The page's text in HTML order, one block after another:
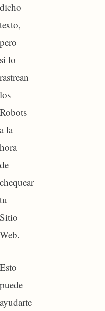
dicho
texto,
pero
si lo
rastrean
los
Robots
a la
hora
de
chequear
tu
Sitio
Web.
Esto
puede
ayudarte